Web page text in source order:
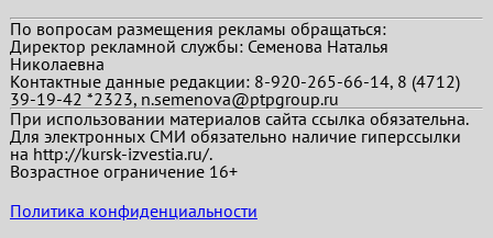
По вопросам размещения рекламы обращаться:
Директор рекламной службы: Семенова Наталья
Николаевна
Контактные данные редакции: 8-920-265-66-14, 8 (4712)
39-19-42 *2323, n.semenova@ptpgroup.ru
При использовании материалов сайта ссылка обязательна.
Для электронных СМИ обязательно наличие гиперссылки
на http://kursk-izvestia.ru/.
Возрастное ограничение 16+
Политика конфиденциальности